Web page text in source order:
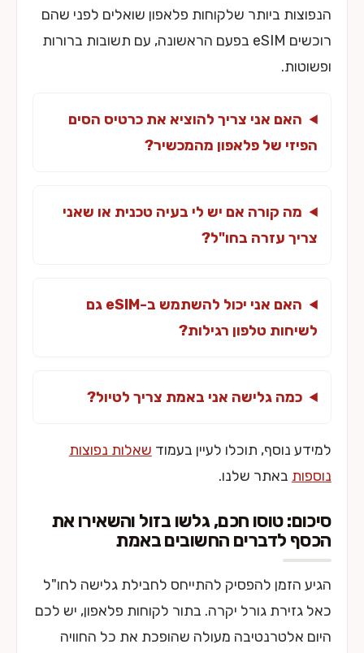
הנפוצות ביותר שלקוחות פלאפון שואלים לפני שהם
רוכשים eSIM בפעם הראשונה, עם תשובות ברורות
ופשוטות.
האם אני צריך להוציא את כרטיס הסים
הפיזי של פלאפון מהמכשיר?
מה קורה אם יש לי בעיה טכנית או שאני
צריך עזרה בחו"ל?
האם אני יכול להשתמש ב-eSIM גם
לשיחות טלפון רגילות?
כמה גלישה אני באמת צריך לטיול?
למידע נוסף, תוכלו לעיין בעמוד שאלות נפוצות
נוספות באתר שלנו.
סיכום: טוסו חכם, גלשו בזול והשאירו את
הכסף לדברים החשובים באמת
הגיע הזמן להפסיק להתייחס לחבילת גלישה לחו"ל
כאל גזירת גורל יקרה. בתור לקוחות פלאפון, יש לכם
היום אלטרנטיבה מעולה שהופכת את כל החוויה